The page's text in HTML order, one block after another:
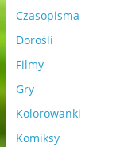
Czasopisma
Dorośli
Filmy
Gry
Kolorowanki
Komiksy